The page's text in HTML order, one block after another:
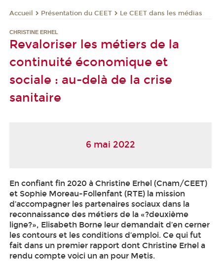
Accueil Présentation du CEET Le CEET dans les médias
CHRISTINE ERHEL
Revaloriser les métiers de la
continuité économique et
sociale : au-delà de la crise
sanitaire
6 mai 2022
En confiant fin 2020 à Christine Erhel (Cnam/CEET)
et Sophie Moreau-Follenfant (RTE) la mission
d’accompagner les partenaires sociaux dans la
reconnaissance des métiers de la «?deuxième
ligne?», Elisabeth Borne leur demandait d’en cerner
les contours et les conditions d’emploi. Ce qui fut
fait dans un premier rapport dont Christine Erhel a
rendu compte voici un an pour Metis.